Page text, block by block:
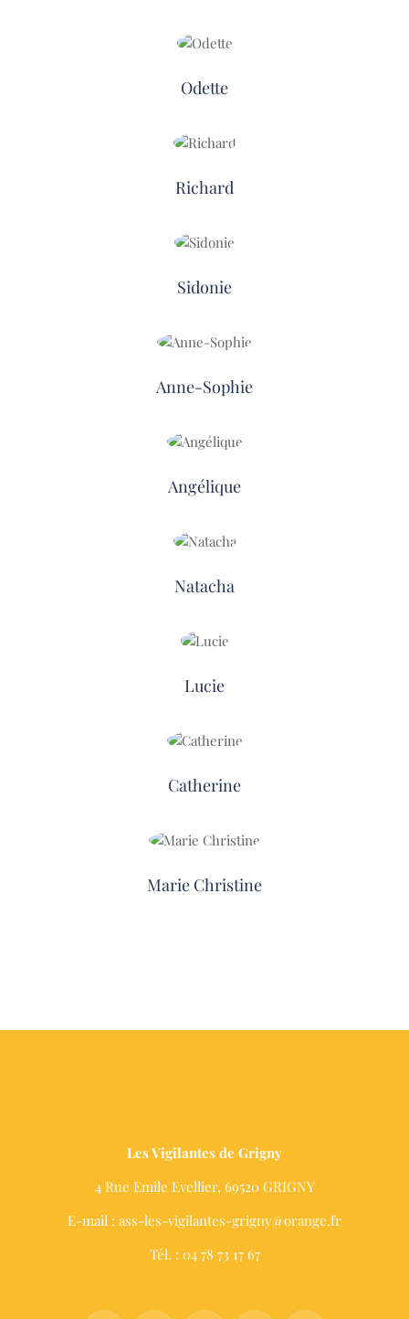
Odette
Richard
Sidonie
Anne-Sophie
Angélique
Natacha
Lucie
Catherine
Marie Christine
Les Vigilantes de Grigny
4 Rue Emile Evellier, 69520 GRIGNY
E-mail : ass-les-vigilantes-grigny@orange.fr
Tél. : 04 78 73 17 67